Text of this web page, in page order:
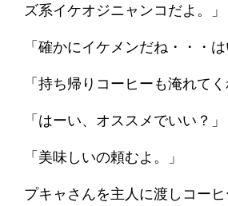
ズ系イケオジニャンコだよ。」
「確かにイケメンだね・・・は
「持ち帰りコーヒーも淹れてく
「はーい、オススメでいい？」
「美味しいの頼むよ。」
プキャさんを主人に渡しコー